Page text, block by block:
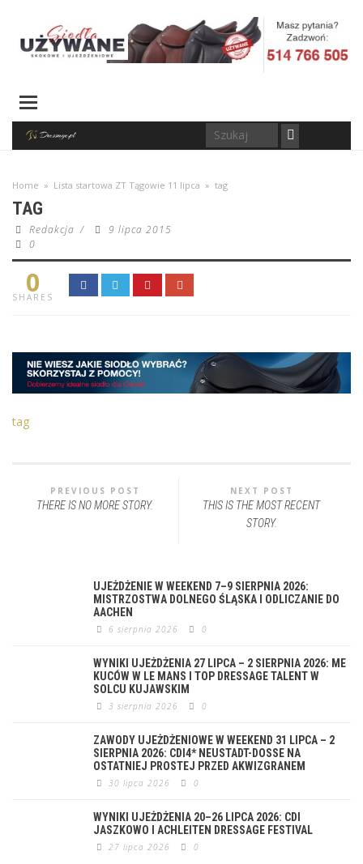
Home » Lista startowa ZT Tągowie 11 lipca » tag
TAG
Redakcja /
9 lipca 2015
0
0
SHARES
tag
PREVIOUS POST
THERE IS NO MORE STORY.
NEXT POST
THIS IS THE MOST RECENT
STORY.
UJEŻDŻENIE W WEEKEND 7–9 SIERPNIA 2026:
MISTRZOSTWA DOLNEGO ŚLĄSKA I ODLICZANIE DO
AACHEN
6 sierpnia 2026 0
WYNIKI UJEŻDŻENIA 27 LIPCA – 2 SIERPNIA 2026: ME
KUCÓW W LE MANS I TOP DRESSAGE TALENT W
SOLCU KUJAWSKIM
3 sierpnia 2026 0
ZAWODY UJEŻDŻENIOWE W WEEKEND 31 LIPCA – 2
SIERPNIA 2026: CDI4* NEUSTADT-DOSSE NA
OSTATNIEJ PROSTEJ PRZED AKWIZGRANEM
30 lipca 2026 0
WYNIKI UJEŻDŻENIA 20–26 LIPCA 2026: CDI
JASZKOWO I ACHLEITEN DRESSAGE FESTIVAL
27 lipca 2026 0